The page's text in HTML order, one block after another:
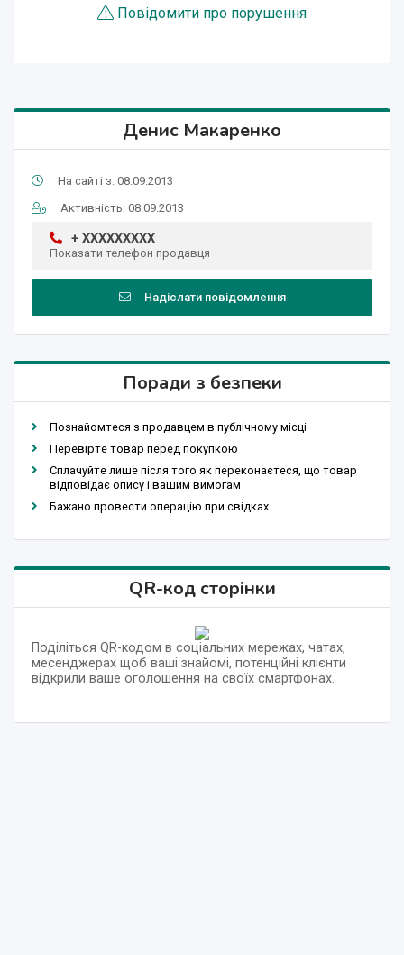
Повідомити про порушення
Денис Макаренко
На сайті з: 08.09.2013
Активність: 08.09.2013
+ XXXXXXXXX
Показати телефон продавця
Надіслати повідомлення
Поради з безпеки
Познайомтеся з продавцем в публічному місці
Перевірте товар перед покупкою
Сплачуйте лише після того як переконаєтеся, що товар
відповідає опису і вашим вимогам
Бажано провести операцію при свідках
QR-код сторінки
Поділіться QR-кодом в соціальних мережах, чатах,
месенджерах щоб ваші знайомі, потенційні клієнти
відкрили ваше оголошення на своїх смартфонах.